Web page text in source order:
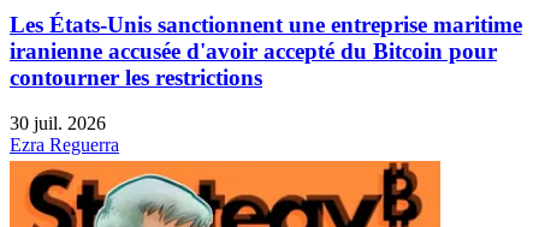
Les États-Unis sanctionnent une entreprise maritime
iranienne accusée d'avoir accepté du Bitcoin pour
contourner les restrictions
30 juil. 2026
Ezra Reguerra